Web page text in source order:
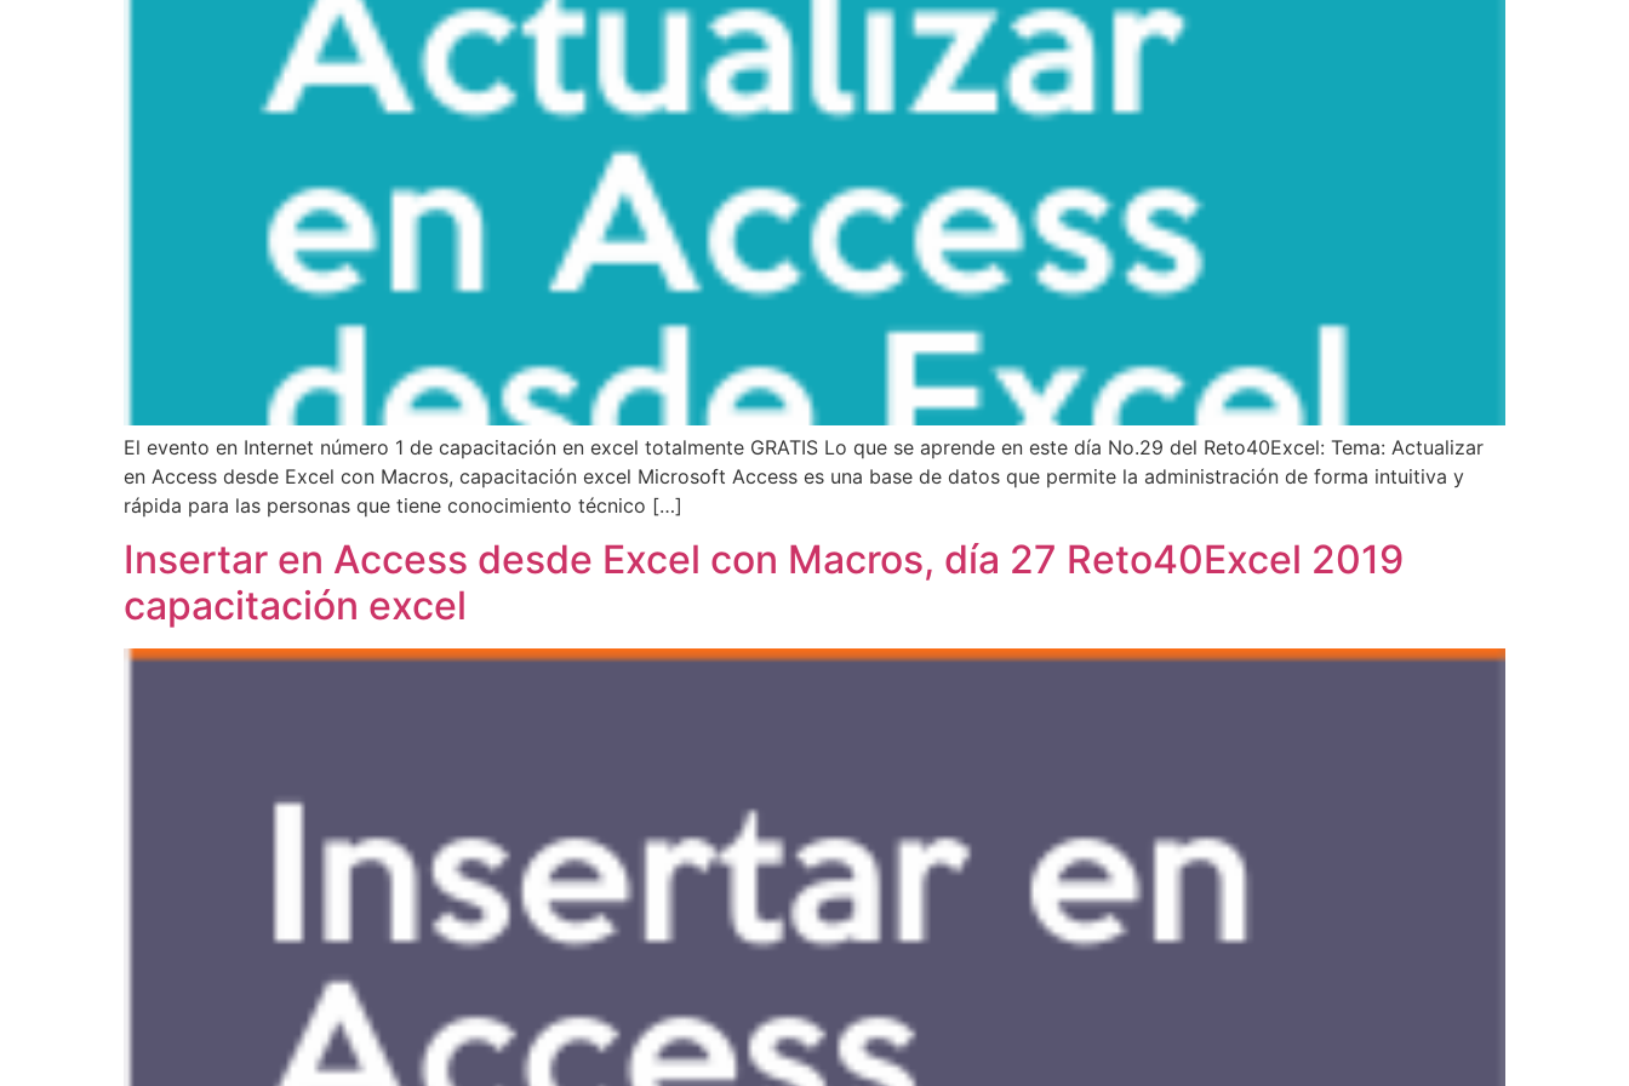
El evento en Internet número 1 de capacitación en excel totalmente GRATIS Lo que se aprende en este día No.29 del Reto40Excel: Tema: Actualizar
en Access desde Excel con Macros, capacitación excel Microsoft Access es una base de datos que permite la administración de forma intuitiva y
rápida para las personas que tiene conocimiento técnico […]
Insertar en Access desde Excel con Macros, día 27 Reto40Excel 2019
capacitación excel